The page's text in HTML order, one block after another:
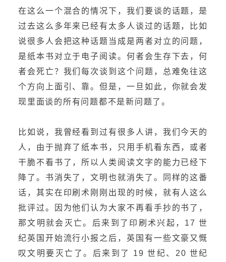
在这么一个混合的情况下，我们要谈的话题，是
过去这么多年来已经有太多人谈过的话题，比如
说很多人会把这种话题当成是两者对立的问题，
是纸本书对立于电子阅读。何者会生存下去，何
者会死亡？我们每次谈到这个问题，总难免往这
个方向上面引、靠。但是，一旦如此，你就会发
现里面谈的所有问题都不是新问题了。
比如说，我曾经看到过有很多人讲，我们今天的
人，由于抛弃了纸本书，只用手机看东西，或者
干脆不看书了，所以人类阅读文字的能力已经下
降了。书消失了，文明也就消失了。同样的这番
话，其实在印刷术刚刚出现的时候，就有人这么
批评过。因为他们认为大家不再看手抄的书了，
那文明就会灭亡。后来到了印刷术兴起，17 世
纪英国开始流行小报之后，英国有一些文豪又慨
叹文明要灭亡了。后来到了 19 世纪、20 世纪